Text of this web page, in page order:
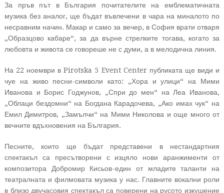
За пръв път в България почитателите на емблематичната
музика без аналог, ще бъдат въвлечени в чара на миналото по
несравним начин. Макар и само за вечер, в София врати отваря
„Образцово кабаре“, за да върне стрелките тогава, когато за
любовта и живота се говореше не с думи, а в мелодична линия.
На 22 ноември в Pirotska 5 Event Center публиката ще види и
чуе на живо песни-символи като: „Хора и улици“ на Мими
Иванова и Борис Годжунов, „Спри до мен“ на Леа Иванова,
„Облаци бездомни“ на Богдана Карадочева, „Ако имах чук“ на
Емил Димитров, „Замълчи“ на Мими Николова и още много от
вечните вдъхновения на България.
Песните, които ще бъдат представени в нестандартния
спектакъл са пресътворени с изцяло нови аранжименти от
композитора Добромир Кисьов-един от младите таланти на
театралната и филмовата музика у нас. Главните вокални роли
в близо двучасовия спектакъл са поверени на русото изкушение